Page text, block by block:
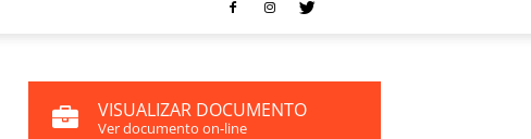
VISUALIZAR DOCUMENTO
Ver documento on-line